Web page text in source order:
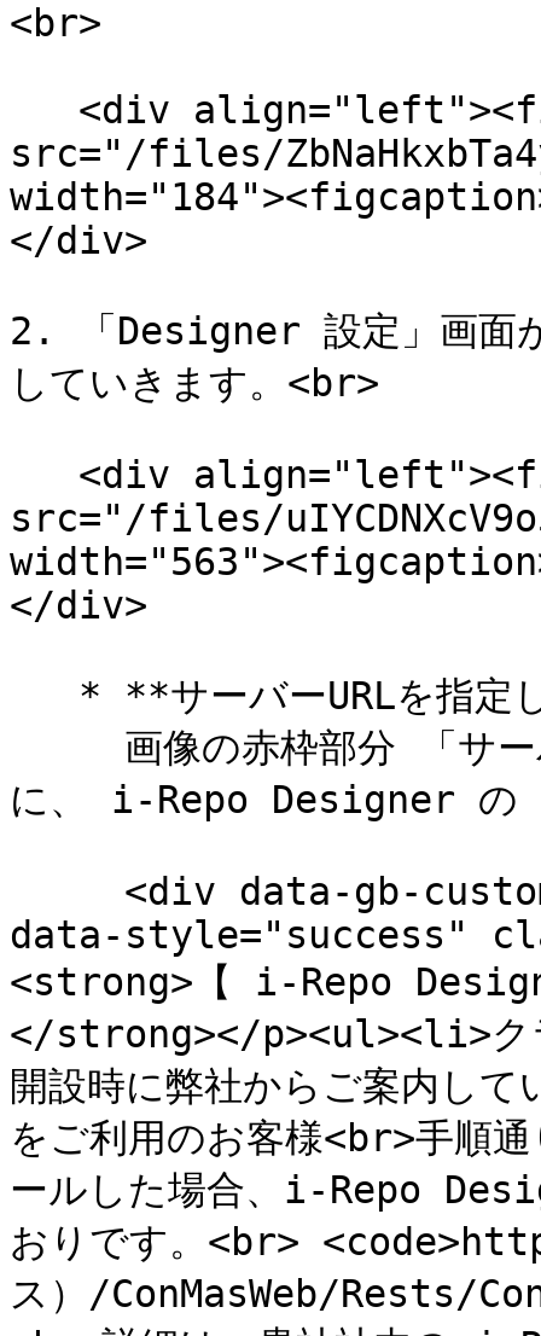
<br>
src="/files/
</div>
2. 「Designer 設定」画面
していきます。<br>
src="/files/
</div>
に、 i-Repo Designer の
data-style="success"
<strong>【 i-Repo
</strong></p><ul><li>ク
開設時に弊社からご案内し
をご利用のお客様<br>手
ールした場合、i-Repo
おりです。<br>
ス）/ConMasWeb/Rests/